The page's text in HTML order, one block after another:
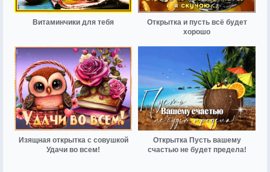
Витаминчики для тебя
Открытка и пусть всё будет
хорошо
Изящная открытка с совушкой
Удачи во всем!
Открытка Пусть вашему
счастью не будет предела!